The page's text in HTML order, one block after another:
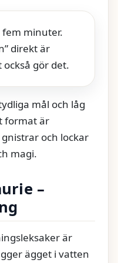
fem minuter.
direkt är
gör det.
mål och låg
format är
och lockar
magi.
–
är
ägget i vatten